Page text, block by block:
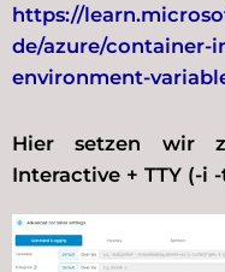
https://
de/azure/container-
environment-
Hier setzen wir
Interactive + TTY (-i